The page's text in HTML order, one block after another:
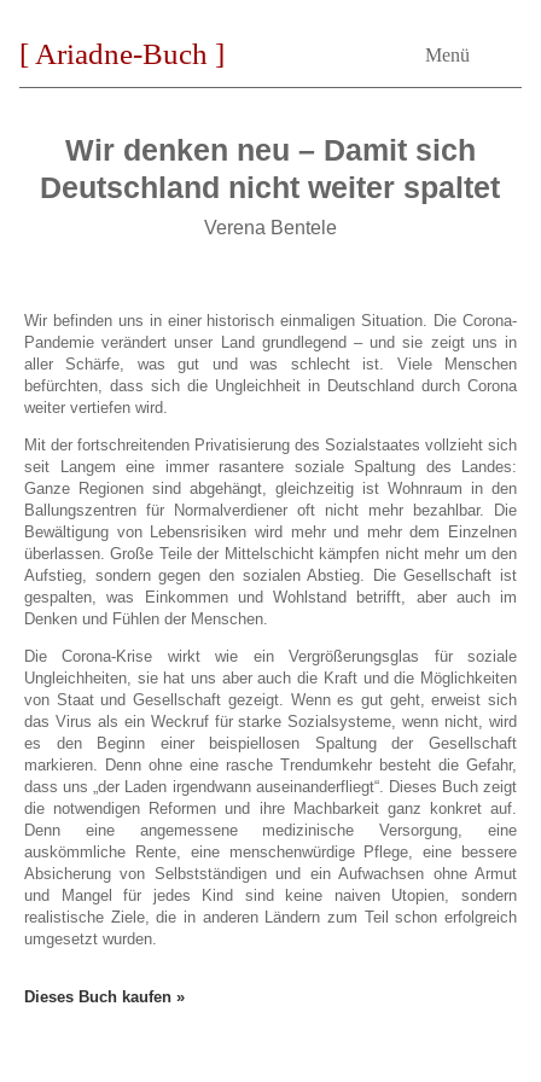
Menü
[ Ariadne-Buch ]
Wir denken neu – Damit sich
Deutschland nicht weiter spaltet
Verena Bentele
Wir befinden uns in einer historisch einmaligen Situation. Die Corona-
Pandemie verändert unser Land grundlegend – und sie zeigt uns in
aller Schärfe, was gut und was schlecht ist. Viele Menschen
befürchten, dass sich die Ungleichheit in Deutschland durch Corona
weiter vertiefen wird.
Mit der fortschreitenden Privatisierung des Sozialstaates vollzieht sich
seit Langem eine immer rasantere soziale Spaltung des Landes:
Ganze Regionen sind abgehängt, gleichzeitig ist Wohnraum in den
Ballungszentren für Normalverdiener oft nicht mehr bezahlbar. Die
Bewältigung von Lebensrisiken wird mehr und mehr dem Einzelnen
überlassen. Große Teile der Mittelschicht kämpfen nicht mehr um den
Aufstieg, sondern gegen den sozialen Abstieg. Die Gesellschaft ist
gespalten, was Einkommen und Wohlstand betrifft, aber auch im
Denken und Fühlen der Menschen.
Die Corona-Krise wirkt wie ein Vergrößerungsglas für soziale
Ungleichheiten, sie hat uns aber auch die Kraft und die Möglichkeiten
von Staat und Gesellschaft gezeigt. Wenn es gut geht, erweist sich
das Virus als ein Weckruf für starke Sozialsysteme, wenn nicht, wird
es den Beginn einer beispiellosen Spaltung der Gesellschaft
markieren. Denn ohne eine rasche Trendumkehr besteht die Gefahr,
dass uns „der Laden irgendwann auseinanderfliegt“. Dieses Buch zeigt
die notwendigen Reformen und ihre Machbarkeit ganz konkret auf.
Denn eine angemessene medizinische Versorgung, eine
auskömmliche Rente, eine menschenwürdige Pflege, eine bessere
Absicherung von Selbstständigen und ein Aufwachsen ohne Armut
und Mangel für jedes Kind sind keine naiven Utopien, sondern
realistische Ziele, die in anderen Ländern zum Teil schon erfolgreich
umgesetzt wurden.
Dieses Buch kaufen »